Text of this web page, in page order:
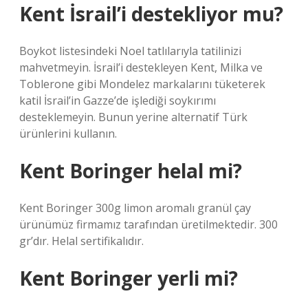
Kent İsrail’i destekliyor mu?
Boykot listesindeki Noel tatlılarıyla tatilinizi
mahvetmeyin. İsrail’i destekleyen Kent, Milka ve
Toblerone gibi Mondelez markalarını tüketerek
katil İsrail’in Gazze’de işlediği soykırımı
desteklemeyin. Bunun yerine alternatif Türk
ürünlerini kullanın.
Kent Boringer helal mi?
Kent Boringer 300g limon aromalı granül çay
ürünümüz firmamız tarafından üretilmektedir. 300
gr’dır. Helal sertifikalıdır.
Kent Boringer yerli mi?